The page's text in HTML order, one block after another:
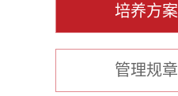
培养方案
管理规章